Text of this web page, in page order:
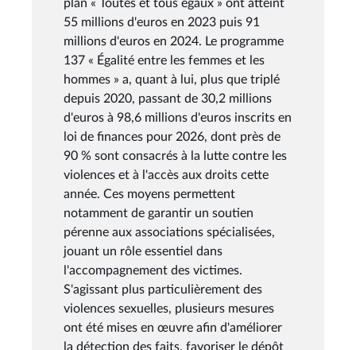
plan « Toutes et tous égaux » ont atteint
55 millions d'euros en 2023 puis 91
millions d'euros en 2024. Le programme
137 « Égalité entre les femmes et les
hommes » a, quant à lui, plus que triplé
depuis 2020, passant de 30,2 millions
d'euros à 98,6 millions d'euros inscrits en
loi de finances pour 2026, dont près de
90 % sont consacrés à la lutte contre les
violences et à l'accès aux droits cette
année. Ces moyens permettent
notamment de garantir un soutien
pérenne aux associations spécialisées,
jouant un rôle essentiel dans
l'accompagnement des victimes.
S'agissant plus particulièrement des
violences sexuelles, plusieurs mesures
ont été mises en œuvre afin d'améliorer
la détection des faits, favoriser le dépôt